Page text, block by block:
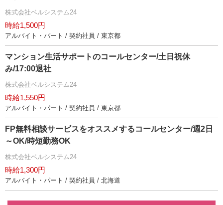
株式会社ベルシステム24
時給1,500円
アルバイト・パート / 契約社員 / 東京都
マンション生活サポートのコールセンター/土日祝休
み/17:00退社
株式会社ベルシステム24
時給1,550円
アルバイト・パート / 契約社員 / 東京都
FP無料相談サービスをオススメするコールセンター/週2日
～OK/時短勤務OK
株式会社ベルシステム24
時給1,300円
アルバイト・パート / 契約社員 / 北海道